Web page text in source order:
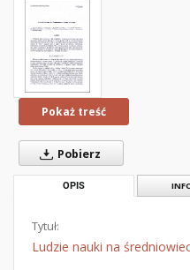
Pokaż treść
Pobierz
OPIS
Tytuł:
Ludzie nauki na